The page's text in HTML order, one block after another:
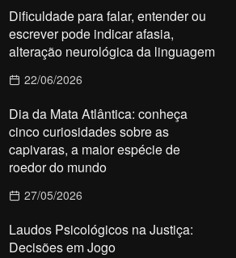
Dificuldade para falar, entender ou
escrever pode indicar afasia,
alteração neurológica da linguagem
22/06/2026
Dia da Mata Atlântica: conheça
cinco curiosidades sobre as
capivaras, a maior espécie de
roedor do mundo
27/05/2026
Laudos Psicológicos na Justiça:
Decisões em Jogo